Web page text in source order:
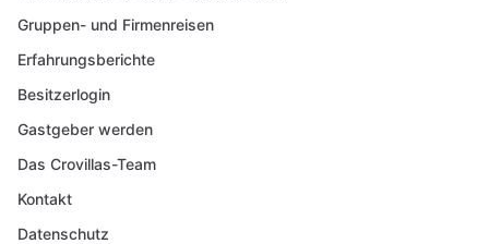
Gruppen- und Firmenreisen
Erfahrungsberichte
Besitzerlogin
Gastgeber werden
Das Crovillas-Team
Kontakt
Datenschutz